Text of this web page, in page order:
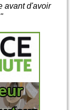
avant d'avoir